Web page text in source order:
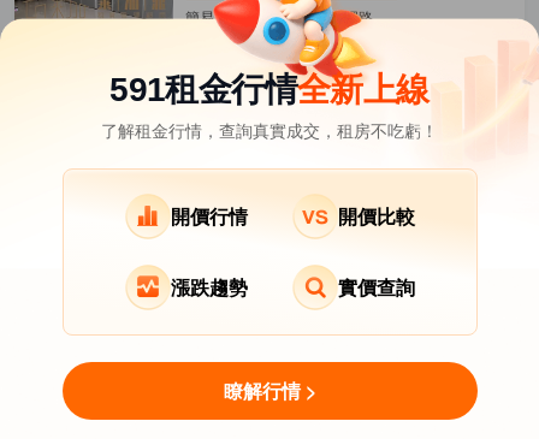
簡易裝潢/20坪 永康區-復國路
07-10發佈
30,000元/月
其它租屋 熱門在租社區
新市區租屋
麻豆區租屋
西港區租屋 關廟區租屋 白河區租屋
關於我們 意見反饋 APP下載
Copyright © 2007-2026 by Addcn Technology Co.,Ltd.
用LINE MINI App找房 立即打開
591租金行情全新上線
了解租金行情，查詢真實成交，租房不吃虧！
開價行情 開價比較
漲跌趨勢 實價查詢
瞭解行情 >